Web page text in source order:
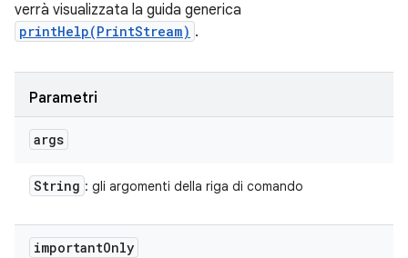
verrà visualizzata la guida generica
printHelp(PrintStream) .
Parametri
args
String : gli argomenti della riga di comando
importantOnly